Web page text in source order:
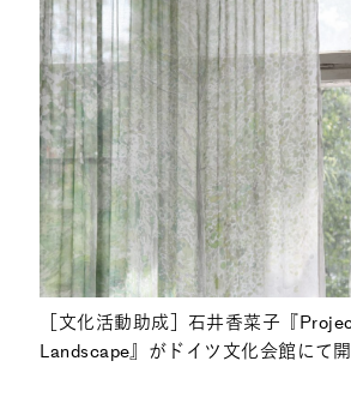
［文化活動助成］石井香菜子『
Landscape』がドイツ文化会館にて